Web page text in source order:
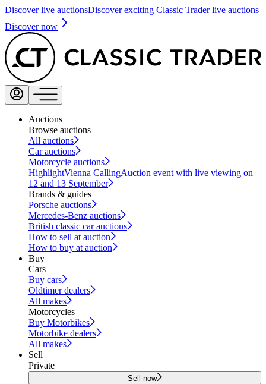
Discover live auctionsDiscover exciting Classic Trader live auctions
Discover now
Auctions
Browse auctions
All auctions
Car auctions
Motorcycle auctions
HighlightVienna CallingAuction event with live viewing on
12 and 13 September
Brands & guides
Porsche auctions
Mercedes-Benz auctions
British classic car auctions
How to sell at auction
How to buy at auction
Buy
Cars
Buy cars
Oldtimer dealers
All makes
Motorcycles
Buy Motorbikes
Motorbike dealers
All makes
Sell
Private
Sell now